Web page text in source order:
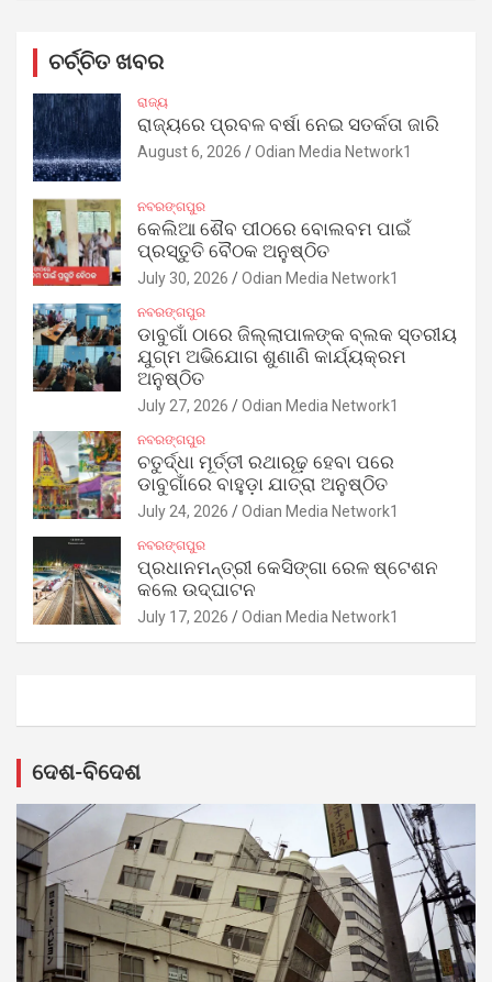
ଚର୍ଚ୍ଚିତ ଖବର
ରାଜ୍ୟ
ରାଜ୍ୟରେ ପ୍ରବଳ ବର୍ଷା ନେଇ ସତର୍କତା ଜାରି
August 6, 2026 Odian Media Network1
ନବରଙ୍ଗପୁର
କେଲିଆ ଶୈବ ପୀଠରେ ବୋଲବମ ପାଇଁ
ପ୍ରସ୍ତୁତି ବୈଠକ ଅନୁଷ୍ଠିତ
July 30, 2026 Odian Media Network1
ନବରଙ୍ଗପୁର
ଡାବୁଗାଁ ଠାରେ ଜିଲ୍ଲାପାଳଙ୍କ ବ୍ଲକ ସ୍ତରୀୟ
ଯୁଗ୍ମ ଅଭିଯୋଗ ଶୁଣାଣି କାର୍ଯ୍ୟକ୍ରମ
ଅନୁଷ୍ଠିତ
July 27, 2026 Odian Media Network1
ନବରଙ୍ଗପୁର
ଚତୁର୍ଦ୍ଧା ମୂର୍ତ୍ତୀ ରଥାରୂଢ଼ ହେବା ପରେ
ଡାବୁଗାଁରେ ବାହୁଡ଼ା ଯାତ୍ରା ଅନୁଷ୍ଠିତ
July 24, 2026 Odian Media Network1
ନବରଙ୍ଗପୁର
ପ୍ରଧାନମନ୍ତ୍ରୀ କେସିଙ୍ଗା ରେଳ ଷ୍ଟେଶନ
କଲେ ଉଦ୍‌ଘାଟନ
July 17, 2026 Odian Media Network1
ଦେଶ-ବିଦେଶ